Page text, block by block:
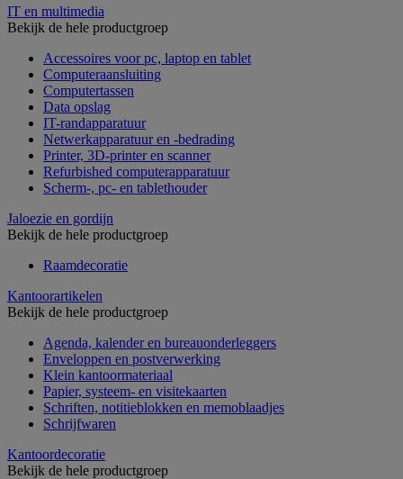
IT en multimedia
Bekijk de hele productgroep
Accessoires voor pc, laptop en tablet
Computeraansluiting
Computertassen
Data opslag
IT-randapparatuur
Netwerkapparatuur en -bedrading
Printer, 3D-printer en scanner
Refurbished computerapparatuur
Scherm-, pc- en tablethouder
Jaloezie en gordijn
Bekijk de hele productgroep
Raamdecoratie
Kantoorartikelen
Bekijk de hele productgroep
Agenda, kalender en bureauonderleggers
Enveloppen en postverwerking
Klein kantoormateriaal
Papier, systeem- en visitekaarten
Schriften, notitieblokken en memoblaadjes
Schrijfwaren
Kantoordecoratie
Bekijk de hele productgroep